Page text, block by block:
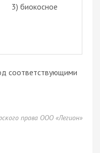
3) биокосное
соответствующими
права ООО «Легион»